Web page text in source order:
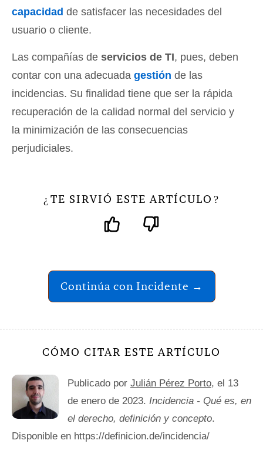
capacidad de satisfacer las necesidades del
usuario o cliente.
Las compañías de servicios de TI, pues, deben
contar con una adecuada gestión de las
incidencias. Su finalidad tiene que ser la rápida
recuperación de la calidad normal del servicio y
la minimización de las consecuencias
perjudiciales.
¿ TE SIRVIÓ ESTE ARTÍCULO ?
Continúa con Incidente →
CÓMO CITAR ESTE ARTÍCULO
Publicado por Julián Pérez Porto, el 13
de enero de 2023. Incidencia - Qué es, en
el derecho, definición y concepto.
Disponible en https://definicion.de/incidencia/